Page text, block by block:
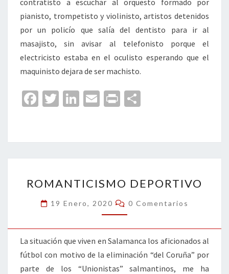
contratisto a escuchar al orquesto formado por
pianisto, trompetisto y violinisto, artistos detenidos
por un policío que salía del dentisto para ir al
masajisto, sin avisar al telefonisto porque el
electricisto estaba en el oculisto esperando que el
maquinisto dejara de ser machisto.
Fa
o
o
k
T
er
Li
dI
n
E
l
Pr
p
ar
tir
DEPORTIVO
ROMANTICISMO DEPORTIVO
19 Enero, 2020 Comentarios
0 Comentarios
La situación que viven en Salamanca los aficionados al
fútbol con motivo de la eliminación “del Coruña” por
parte de los “Unionistas” salmantinos, me ha